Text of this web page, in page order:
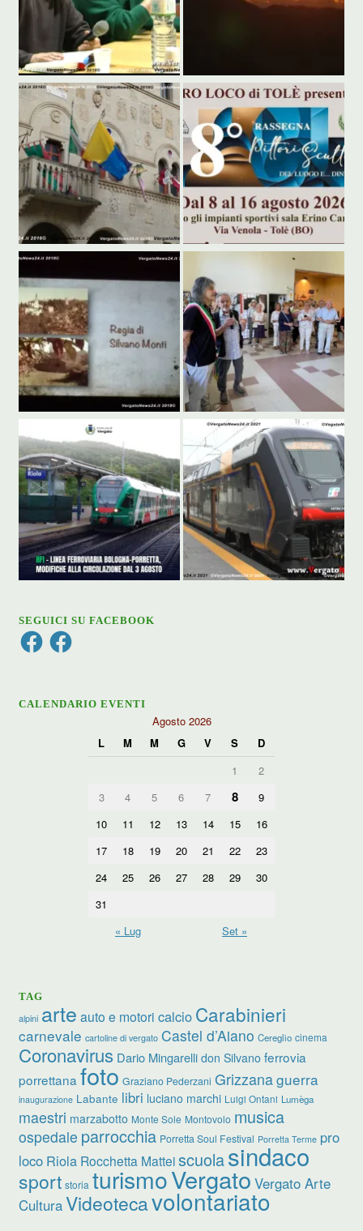
SEGUICI SU FACEBOOK
FacebookFacebook
CALENDARIO EVENTI
Agosto 2026
L
M M G V S
D
1
2
3
4 5 6 7 8
9
10
11 12 13 14 15
16
17
18 19 20 21 22
23
24
25 26 27 28 29
30
31
« Lug
Set »
TAG
alpini arte auto e motori calcio Carabinieri
carnevale cartoline di vergato Castel d’Aiano Cereglio cinema
Coronavirus Dario Mingarelli don Silvano ferrovia
porrettana foto Graziano Pederzani Grizzanaguerra
inaugurazione Labante libri luciano marchi Luigi Ontani Lumèga
maestri marzabotto Monte Sole Montovolo musica
ospedale parrocchia Porretta Soul Festival Porretta Terme pro
loco Riola Rocchetta Matteiscuolasindaco
sport storia turismoVergato Vergato Arte
CulturaVideotecavolontariato